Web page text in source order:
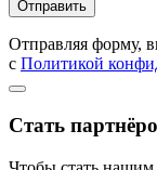
Отправляя форму,
с Политикой
Стать